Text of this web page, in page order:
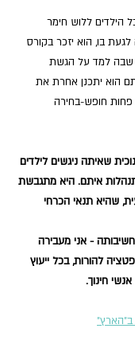
הילדים ללוש חימר
בו, הוא יזכר בקורס
שבה למד על הגשת
הוא יתכנן אחרת את
פחות חופש-בחירה
שאיתה ניגשים לילדים
איתם. היא מתגבשת
שהיא תנאי הכרחי
- אני מעבירה
להורות, בכל ייעוץ
חינוך.